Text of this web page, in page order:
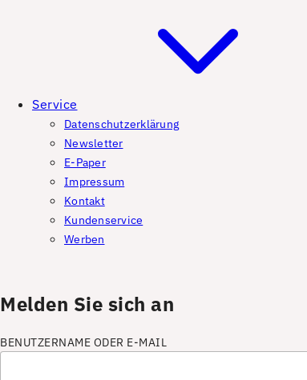
Service
Datenschutzerklärung
Newsletter
E-Paper
Impressum
Kontakt
Kundenservice
Werben
Melden Sie sich an
BENUTZERNAME ODER E-MAIL